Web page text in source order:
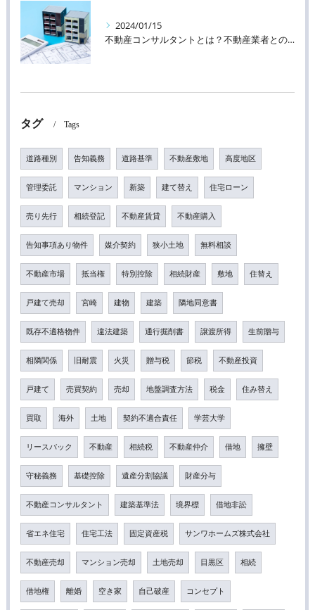
2024/01/15
不動産コンサルタントとは？不動産業者との違い
タグ Tags
道路種別 告知義務 道路基準 不動産敷地 高度地区
管理委託 マンション 新築 建て替え 住宅ローン
売り先行 相続登記 不動産賃貸 不動産購入
告知事項あり物件 媒介契約 狭小土地 無料相談
不動産市場 抵当権 特別控除 相続財産 敷地 住替え
戸建て売却 宮崎 建物 建築 隣地同意書
既存不適格物件 違法建築 通行掘削書 譲渡所得 生前贈与
相隣関係 旧耐震 火災 贈与税 節税 不動産投資
戸建て 売買契約 売却 地盤調査方法 税金 住み替え
買取 海外 土地 契約不適合責任 学芸大学
リースバック 不動産 相続税 不動産仲介 借地 擁壁
守秘義務 基礎控除 遺産分割協議 財産分与
不動産コンサルタント 建築基準法 境界標 借地非訟
省エネ住宅 住宅工法 固定資産税 サンワホームズ株式会社
不動産売却 マンション売却 土地売却 目黒区 相続
借地権 離婚 空き家 自己破産 コンセプト